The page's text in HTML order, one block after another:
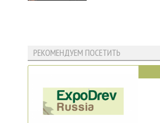
РЕКОМЕНДУЕМ ПОСЕТИТЬ